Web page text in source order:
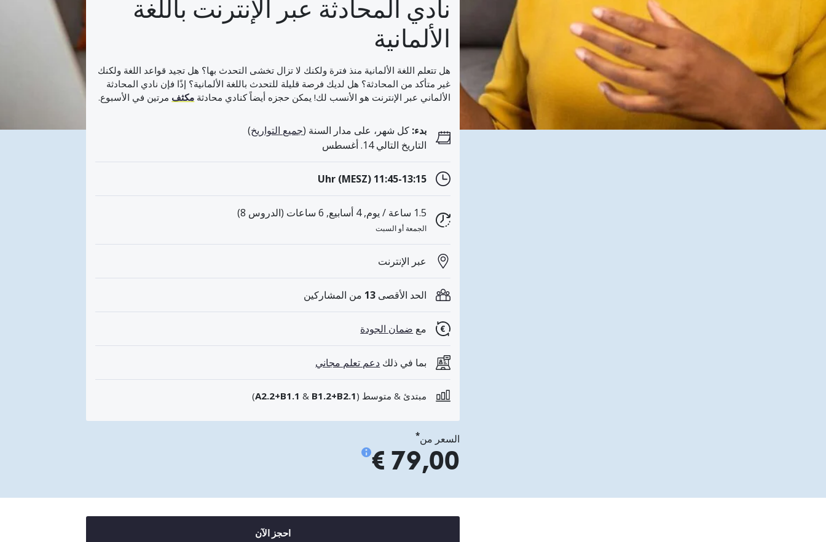
نادي المحادثة عبر الإنترنت باللغة
الألمانية
هل تتعلم اللغة الألمانية منذ فترة ولكنك لا تزال تخشى التحدث بها؟ هل تجيد قواعد اللغة ولكنك
غير متأكد من المحادثة؟ هل لديك فرصة قليلة للتحدث باللغة الألمانية؟ إذًا فإن نادي المحادثة
الألماني عبر الإنترنت هو الأنسب لك! يمكن حجزه أيضاً كنادي محادثة مكثف مرتين في الأسبوع.
بدء: كل شهر، على مدار السنة (جميع التواريخ)
التاريخ التالي 14. أغسطس
11:45-13:15 Uhr (MESZ)
1.5 ساعة / يوم, 4 أسابيع, 6 ساعات (الدروس 8)
الجمعة أو السبت
عبر الإنترنت
الحد الأقصى 13 من المشاركين
مع ضمان الجودة
بما في ذلك دعم تعلم مجاني
مبتدئ & متوسط ( A2.2+B1.1& B1.2+B2.1
)
السعر من*
79,00 €
احجز الآن